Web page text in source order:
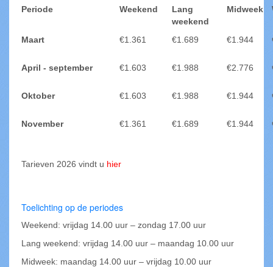
Periode Weekend
Lang
weekend
Midweek
Maart €1.361 €1.689 €1.944
April - september €1.603 €1.988 €2.776
Oktober €1.603 €1.988 €1.944
November €1.361 €1.689 €1.944
Tarieven 2026 vindt u hier
Toelichting op de periodes
Weekend: vrijdag 14.00 uur – zondag 17.00 uur
Lang weekend: vrijdag 14.00 uur – maandag 10.00 uur
Midweek: maandag 14.00 uur – vrijdag 10.00 uur